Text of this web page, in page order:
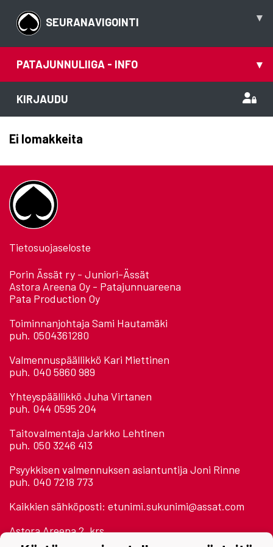
SEURANAVIGOINTI ▾
PATAJUNNULIIGA - INFO ▾
KIRJAUDU
Ei lomakkeita
Tietosuojaseloste
Porin Ässät ry - Juniori-Ässät
Astora Areena Oy - Patajunnuareena
Pata Production Oy
Toiminnanjohtaja Sami Hautamäki
puh. 0504361280
Valmennuspäällikkö Kari Miettinen
puh. 040 5860 989
Yhteyspäällikkö Juha Virtanen
puh. 044 0595 204
Taitovalmentaja Jarkko Lehtinen
puh. 050 3246 413
Psyykkisen valmennuksen asiantuntija Joni Rinne
puh. 040 7218 773
Kaikkien sähköposti: etunimi.sukunimi@assat.com
Astora Areena 2. krs.
Jäähallinpolku